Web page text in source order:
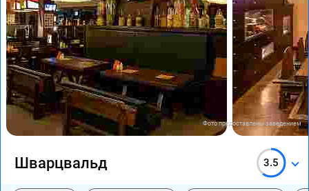
Фото предоставлены заведением
Шварцвальд 3.5